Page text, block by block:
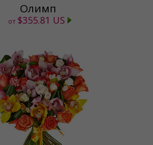
Олимп
от $355.81 US